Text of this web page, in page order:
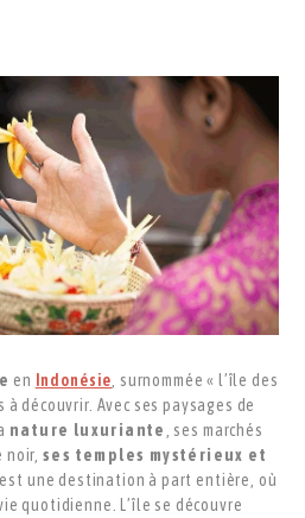
en Indonésie , surnommée « l’île des
découvrir. Avec ses paysages de
nature luxuriante
, ses marchés
noir, ses temples mystérieux et
est une destination à part entière, où
quotidienne. L’île se découvre